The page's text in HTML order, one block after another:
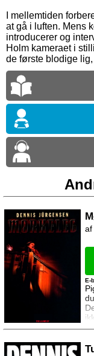
I mellemtiden
at gå i luften. Mens
introducerer og
Holm kameraet i
de første blodige
E-